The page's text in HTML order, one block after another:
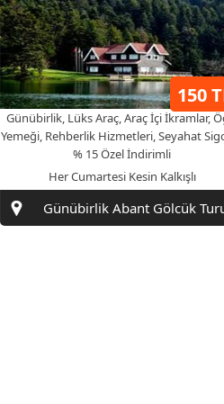
Günübirlik, Lüks Araç, Araç İçi İkramlar,
Yemeği, Rehberlik Hizmetleri, Seyahat
% 15 Özel İndirimli
Her Cumartesi Kesin Kalkışlı
Günübirlik Abant Gölcük Turu
150